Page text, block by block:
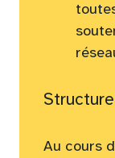
Au cours